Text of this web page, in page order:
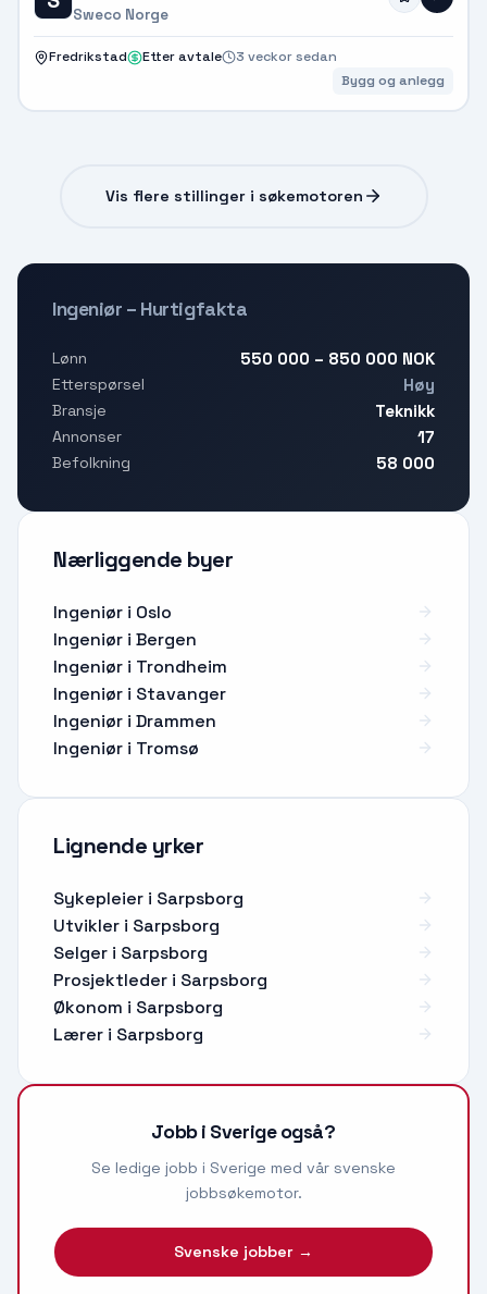
Sweco Norge
Fredrikstad Etter avtale
3 veckor sedan
Bygg og anlegg
Vis flere stillinger i søkemotoren
Ingeniør – Hurtigfakta
Lønn 550 000 – 850 000 NOK
Etterspørsel Høy
Bransje Teknikk
Annonser 17
Befolkning 58 000
Nærliggende byer
Ingeniør i Oslo
Ingeniør i Bergen
Ingeniør i Trondheim
Ingeniør i Stavanger
Ingeniør i Drammen
Ingeniør i Tromsø
Lignende yrker
Sykepleier i Sarpsborg
Utvikler i Sarpsborg
Selger i Sarpsborg
Prosjektleder i Sarpsborg
Økonom i Sarpsborg
Lærer i Sarpsborg
Jobb i Sverige også?
Se ledige jobb i Sverige med vår svenske
jobbsøkemotor.
Svenske jobber →